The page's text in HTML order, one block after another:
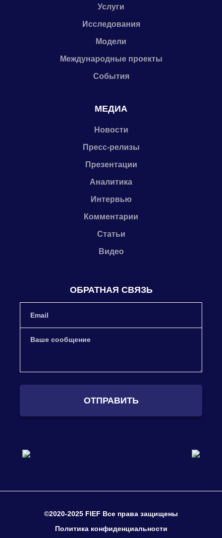
Услуги
Исследования
Модели
Международные проекты
События
МЕДИА
Новости
Пресс-релизы
Презентации
Аналитика
Интервью
Комментарии
Статьи
Видео
ОБРАТНАЯ СВЯЗЬ
ОТПРАВИТЬ
©2020-2025 FIEF Все права защищены
Политика конфиденциальности